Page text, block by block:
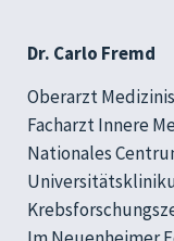
Dr. Carlo Fremd
Oberarzt
Facharzt Innere
Nationales